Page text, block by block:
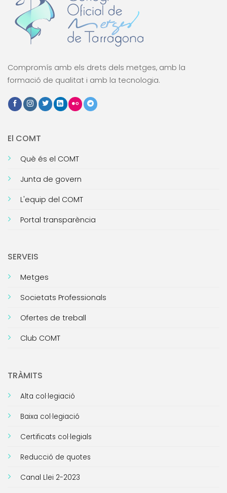
Compromís amb els drets dels metges, amb la
formació de qualitat i amb la tecnologia.
El COMT
Què és el COMT
Junta de govern
L'equip del COMT
Portal transparència
SERVEIS
Metges
Societats Professionals
Ofertes de treball
Club COMT
TRÀMITS
Alta col·legiació
Baixa col·legiació
Certificats col·legials
Reducció de quotes
Canal Llei 2-2023